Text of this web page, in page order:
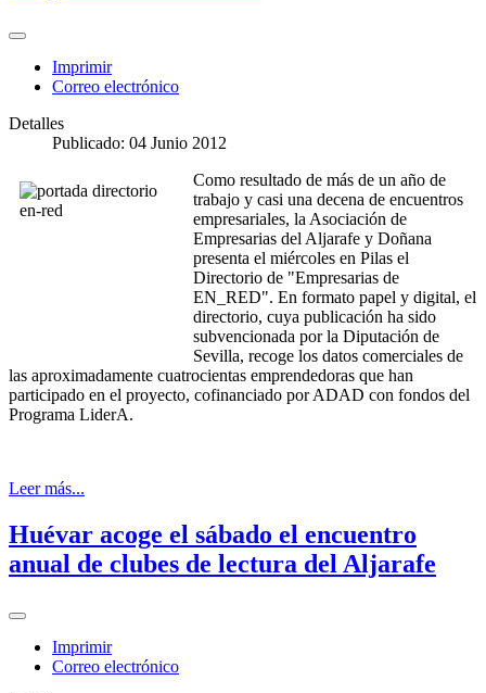
Imprimir
Correo electrónico
Detalles
Publicado: 04 Junio 2012
Como resultado de más de un año de
trabajo y casi una decena de encuentros
empresariales, la Asociación de
Empresarias del Aljarafe y Doñana
presenta el miércoles en Pilas el
Directorio de "Empresarias de
EN_RED". En formato papel y digital, el
directorio, cuya publicación ha sido
subvencionada por la Diputación de
Sevilla, recoge los datos comerciales de
las aproximadamente cuatrocientas emprendedoras que han
participado en el proyecto, cofinanciado por ADAD con fondos del
Programa LiderA.
Leer más...
Huévar acoge el sábado el encuentro
anual de clubes de lectura del Aljarafe
Imprimir
Correo electrónico